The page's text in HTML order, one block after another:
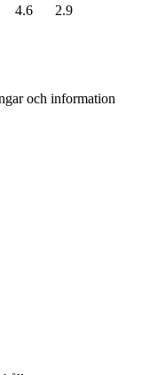
4.6
2.9
och information